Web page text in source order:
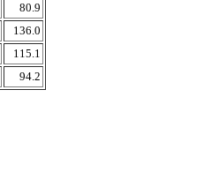
80.9
136.0
115.1
94.2